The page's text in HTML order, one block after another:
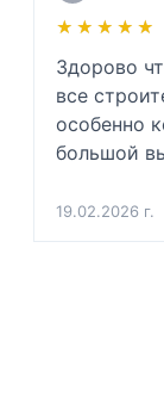
★★★★★
★★★★★
Здорово
все
особенно
большой
19.02.2026 г.